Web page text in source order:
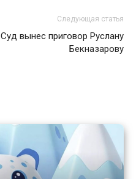
Следующая статья
Суд вынес приговор Руслану
Бекназарову